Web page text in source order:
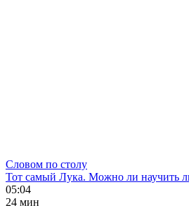
Словом по столу
Тот самый Лука. Можно ли научить
05:04
24 мин